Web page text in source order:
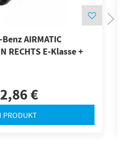
AIRMATIC
RECHTS E-Klasse +
€
PRODUKT